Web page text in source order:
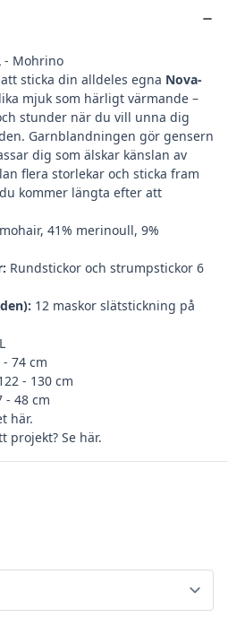
- Mohrino
sticka din alldeles egna Nova-
mjuk som härligt värmande –
stunder när du vill unna dig
Garnblandningen gör gensern
dig som älskar känslan av
flera storlekar och sticka fram
kommer längta efter att
41% merinoull, 9%
Rundstickor och strumpstickor 6
12 maskor slätstickning på
74 cm
- 130 cm
- 48 cm
här.
projekt? Se här.